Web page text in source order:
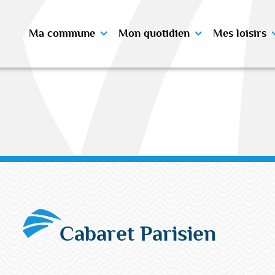
Ma commune Mon quotidien Mes loisirs
Cabaret Parisien